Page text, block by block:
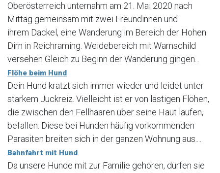
Oberösterreich unternahm am 21. Mai 2020 nach
Mittag gemeinsam mit zwei Freundinnen und
ihrem Dackel, eine Wanderung im Bereich der Hohen
Dirn in Reichraming. Weidebereich mit Warnschild
versehen Gleich zu Beginn der Wanderung gingen...
Flöhe beim Hund
Dein Hund kratzt sich immer wieder und leidet unter
starkem Juckreiz. Vielleicht ist er von lästigen Flöhen,
die zwischen den Fellhaaren über seine Haut laufen,
befallen. Diese bei Hunden häufig vorkommenden
Parasiten breiten sich in der ganzen Wohnung aus....
Bahnfahrt mit Hund
Da unsere Hunde mit zur Familie gehören, dürfen sie